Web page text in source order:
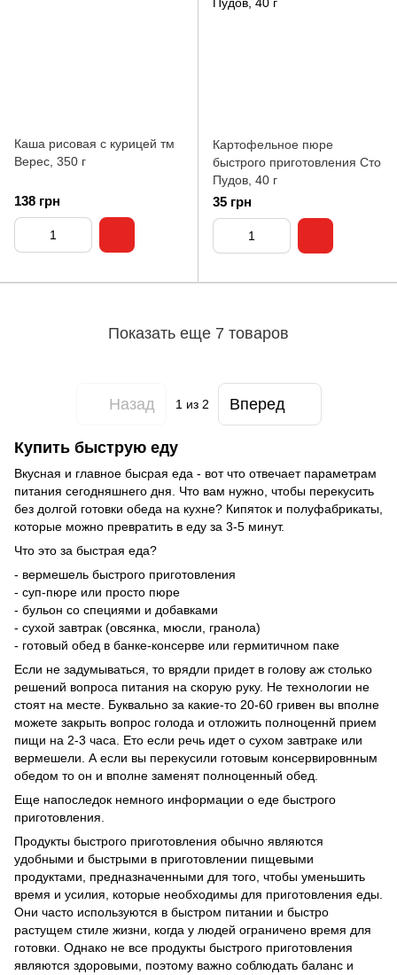
Каша рисовая с курицей тм
Верес, 350 г
138 грн
Картофельное пюре
быстрого приготовления Сто
Пудов, 40 г
35 грн
Показать еще 7 товаров
Назад 1 из 2 Вперед
Купить быструю еду
Вкусная и главное бысрая еда - вот что отвечает параметрам
питания сегодняшнего дня. Что вам нужно, чтобы перекусить
без долгой готовки обеда на кухне? Кипяток и полуфабрикаты,
которые можно превратить в еду за 3-5 минут.
Что это за быстрая еда?
- вермешель быстрого приготовления
- суп-пюре или просто пюре
- бульон со специями и добавками
- сухой завтрак (овсянка, мюсли, гранола)
- готовый обед в банке-консерве или гермитичном паке
Если не задумываться, то врядли придет в голову аж столько
решений вопроса питания на скорую руку. Не технологии не
стоят на месте. Буквально за какие-то 20-60 гривен вы вполне
можете закрыть вопрос голода и отложить полноценнй прием
пищи на 2-3 часа. Ето если речь идет о сухом завтраке или
вермешели. А если вы перекусили готовым консервировнным
обедом то он и вполне заменят полноценный обед.
Еще напоследок немного информации о еде быстрого
приготовления.
Продукты быстрого приготовления обычно являются
удобными и быстрыми в приготовлении пищевыми
продуктами, предназначенными для того, чтобы уменьшить
время и усилия, которые необходимы для приготовления еды.
Они часто используются в быстром питании и быстро
растущем стиле жизни, когда у людей ограничено время для
готовки. Однако не все продукты быстрого приготовления
являются здоровыми, поэтому важно соблюдать баланс и